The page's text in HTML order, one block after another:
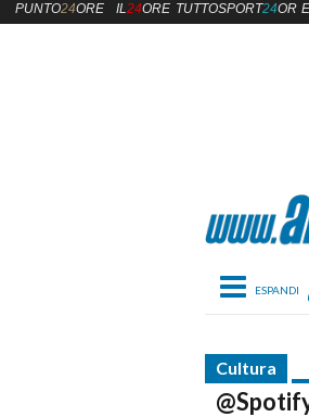
Cultura
PUNTO24ORE IL24ORE TUTTOSPORT24ORE